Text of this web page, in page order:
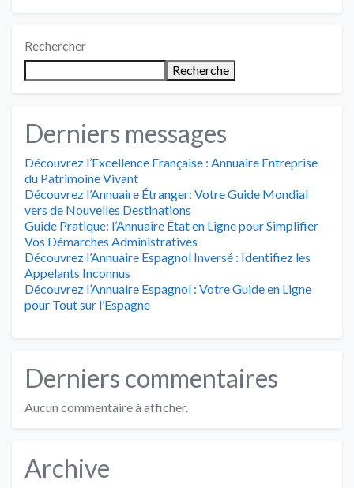
Rechercher
Recherche
Derniers messages
Découvrez l’Excellence Française : Annuaire Entreprise
du Patrimoine Vivant
Découvrez l’Annuaire Étranger: Votre Guide Mondial
vers de Nouvelles Destinations
Guide Pratique: l’Annuaire État en Ligne pour Simplifier
Vos Démarches Administratives
Découvrez l’Annuaire Espagnol Inversé : Identifiez les
Appelants Inconnus
Découvrez l’Annuaire Espagnol : Votre Guide en Ligne
pour Tout sur l’Espagne
Derniers commentaires
Aucun commentaire à afficher.
Archive